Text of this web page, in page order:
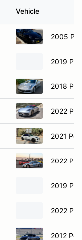
Vehicle
2005
2019
2018
2022
2021
2019
2022
2012